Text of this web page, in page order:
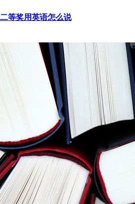
等奖用英语怎么说